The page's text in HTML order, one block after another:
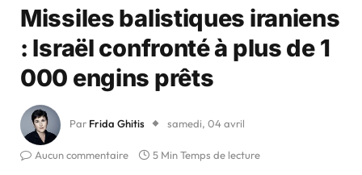
Missiles balistiques iraniens
: Israël confronté à plus de 1
000 engins prêts
Par Frida Ghitis samedi, 04 avril
Aucun commentaire 5 Min Temps de lecture